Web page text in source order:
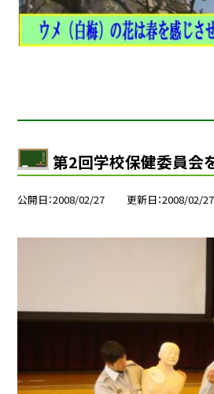
第2回学校保健委員会
公開日 2008/02/27 更新日 2008/02/27